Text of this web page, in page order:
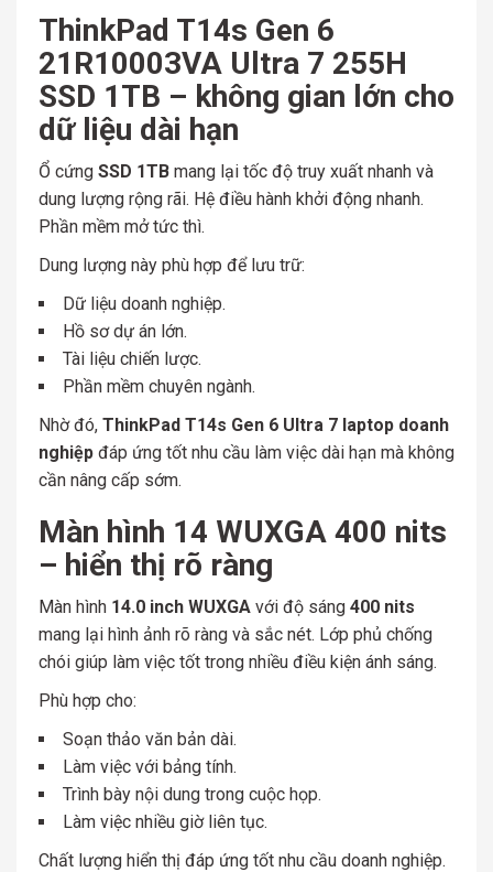
ThinkPad T14s Gen 6
21R10003VA Ultra 7 255H
SSD 1TB – không gian lớn cho
dữ liệu dài hạn
Ổ cứng SSD 1TB mang lại tốc độ truy xuất nhanh và
dung lượng rộng rãi. Hệ điều hành khởi động nhanh.
Phần mềm mở tức thì.
Dung lượng này phù hợp để lưu trữ:
Dữ liệu doanh nghiệp.
Hồ sơ dự án lớn.
Tài liệu chiến lược.
Phần mềm chuyên ngành.
Nhờ đó, ThinkPad T14s Gen 6 Ultra 7 laptop doanh
nghiệp đáp ứng tốt nhu cầu làm việc dài hạn mà không
cần nâng cấp sớm.
Màn hình 14 WUXGA 400 nits
– hiển thị rõ ràng
Màn hình 14.0 inch WUXGA với độ sáng 400 nits
mang lại hình ảnh rõ ràng và sắc nét. Lớp phủ chống
chói giúp làm việc tốt trong nhiều điều kiện ánh sáng.
Phù hợp cho:
Soạn thảo văn bản dài.
Làm việc với bảng tính.
Trình bày nội dung trong cuộc họp.
Làm việc nhiều giờ liên tục.
Chất lượng hiển thị đáp ứng tốt nhu cầu doanh nghiệp.